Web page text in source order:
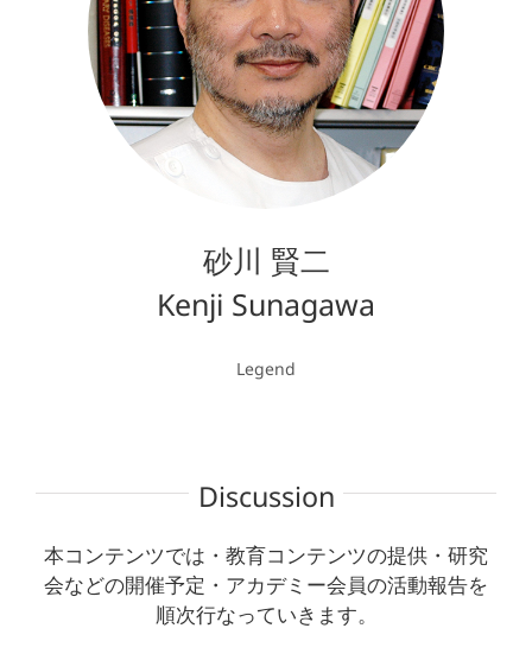
砂川 賢二
Kenji Sunagawa
Legend
Discussion
本コンテンツでは・教育コンテンツの提供・研究
会などの開催予定・アカデミー会員の活動報告を
順次行なっていきます。